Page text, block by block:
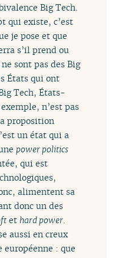
Big Tech.
qui existe, c’est
je pose et que
s’il prend ou
sont pas des Big
États qui ont
Tech, États-
n’est pas
proposition
un état qui a
power politics
qui est
alimentent sa
donc un des
ethard power.
aussi en creux
: que